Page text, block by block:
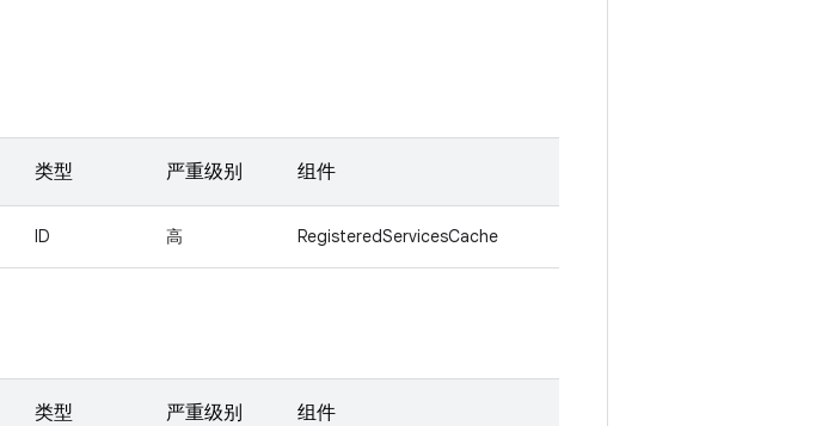
类型 严重级别 组件
ID 高 RegisteredServicesCache
类型 严重级别 组件